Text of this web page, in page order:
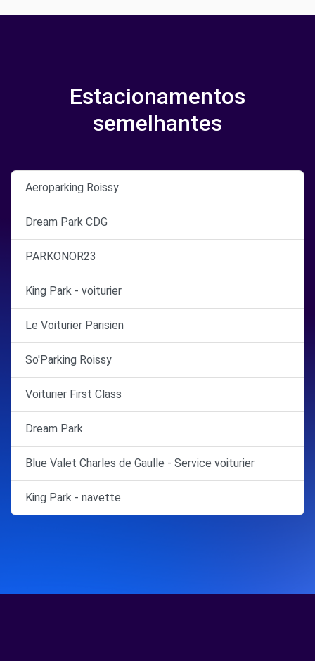
Estacionamentos
semelhantes
Aeroparking Roissy
Dream Park CDG
PARKONOR23
King Park - voiturier
Le Voiturier Parisien
So'Parking Roissy
Voiturier First Class
Dream Park
Blue Valet Charles de Gaulle - Service voiturier
King Park - navette